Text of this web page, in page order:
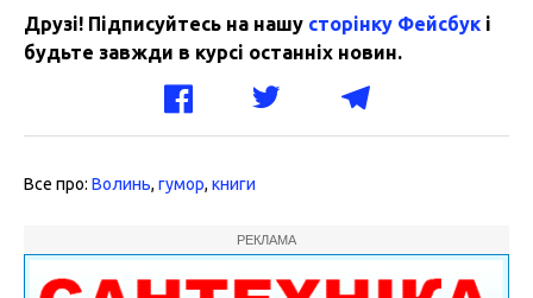
Друзі! Підписуйтесь на нашу сторінку Фейсбук і
будьте завжди в курсі останніх новин.
Все про: Волинь, гумор, книги
РЕКЛАМА